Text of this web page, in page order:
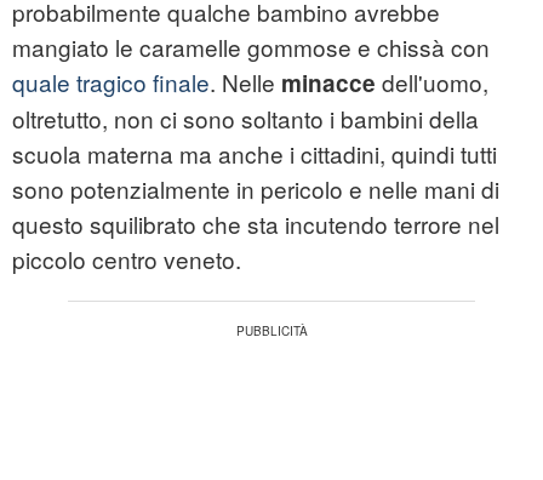
probabilmente qualche bambino avrebbe
mangiato le caramelle gommose e chissà con
quale tragico finale. Nelle minacce dell'uomo,
oltretutto, non ci sono soltanto i bambini della
scuola materna ma anche i cittadini, quindi tutti
sono potenzialmente in pericolo e nelle mani di
questo squilibrato che sta incutendo terrore nel
piccolo centro veneto.